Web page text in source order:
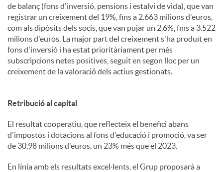
de balanç (fons d'inversió, pensions i estalvi de vida), que van
registrar un creixement del 19%, fins a 2.663 milions d'euros,
com als dipòsits dels socis, que van pujar un 2,6%, fins a 3.522
milions d'euros. La major part del creixement s'ha produït en
fons d'inversió i ha estat prioritàriament per més
subscripcions netes positives, seguit en segon lloc per un
creixement de la valoració dels actius gestionats.
Retribució al capital
El resultat cooperatiu, que reflecteix el benefici abans
d'impostos i dotacions al fons d'educació i promoció, va ser
de 30,98 milions d'euros, un 23% més que el 2023.
En línia amb els resultats excel·lents, el Grup proposarà a